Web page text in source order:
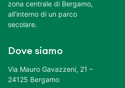
zona centrale di Bergamo,
all’interno di un parco
secolare.
Dove siamo
Via Mauro Gavazzeni, 21 –
24125 Bergamo